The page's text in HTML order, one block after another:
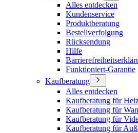
Alles entdecken
Kundenservice
Produktberatung
Bestellverfolgung
Rücksendung
Hilfe
Funktioniert-Garantie
Kaufberatung
Alles entdecken
Kaufberatung für
Kaufberatung für
Kaufberatung für
Kaufberatung für